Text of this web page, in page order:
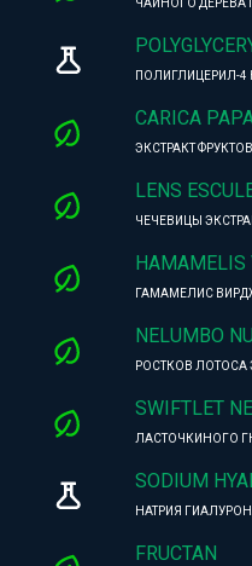
ПОЛИГЛИЦЕРИЛ-4
CARICA
ЭКСТРАКТ
LENS
ЧЕЧЕВИЦЫ
HAMAMELIS
ГАМАМЕЛИС
NELUMBO
РОСТКОВ ЛОТОСА
SWIFTLET
ЛАСТОЧКИНОГО
SODIUM
НАТРИЯ
FRUCTAN